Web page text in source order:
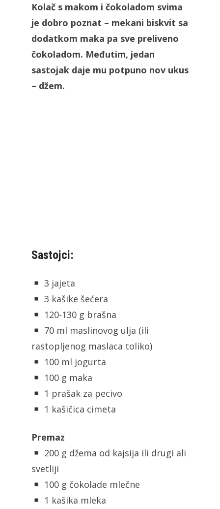
Kolač s makom i čokoladom svima
je dobro poznat – mekani biskvit sa
dodatkom maka pa sve preliveno
čokoladom. Međutim, jedan
sastojak daje mu potpuno nov ukus
– džem.
Sastojci:
3 jajeta
3 kašike šećera
120-130 g brašna
70 ml maslinovog ulja (ili
rastopljenog maslaca toliko)
100 ml jogurta
100 g maka
1 prašak za pecivo
1 kašičica cimeta
Premaz
200 g džema od kajsija ili drugi ali
svetliji
100 g čokolade mlečne
1 kašika mleka